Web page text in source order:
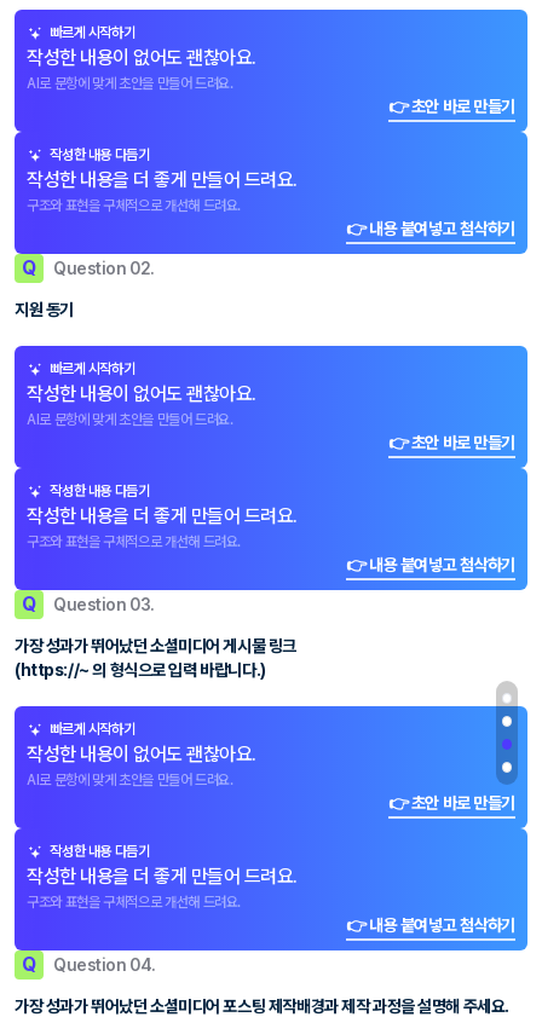
빠르게 시작하기
작성한 내용이 없어도 괜찮아요.
AI로 문항에 맞게 초안을 만들어 드려요.
👉 초안 바로 만들기
작성한 내용 다듬기
작성한 내용을 더 좋게 만들어 드려요.
구조와 표현을 구체적으로 개선해 드려요.
👉 내용 붙여넣고 첨삭하기
Q Question 02.
지원 동기
빠르게 시작하기
작성한 내용이 없어도 괜찮아요.
AI로 문항에 맞게 초안을 만들어 드려요.
👉 초안 바로 만들기
작성한 내용 다듬기
작성한 내용을 더 좋게 만들어 드려요.
구조와 표현을 구체적으로 개선해 드려요.
👉 내용 붙여넣고 첨삭하기
Q Question 03.
가장 성과가 뛰어났던 소셜미디어 게시물 링크
(https://~ 의 형식으로 입력 바랍니다.)
빠르게 시작하기
작성한 내용이 없어도 괜찮아요.
AI로 문항에 맞게 초안을 만들어 드려요.
👉 초안 바로 만들기
작성한 내용 다듬기
작성한 내용을 더 좋게 만들어 드려요.
구조와 표현을 구체적으로 개선해 드려요.
👉 내용 붙여넣고 첨삭하기
Q Question 04.
가장 성과가 뛰어났던 소셜미디어 포스팅 제작배경과 제작 과정을 설명해 주세요.